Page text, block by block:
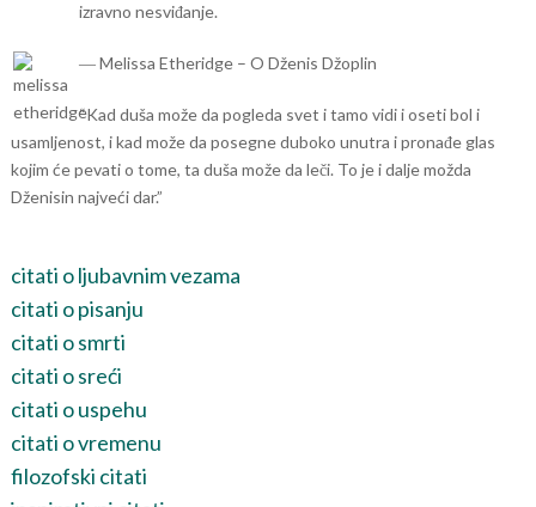
izravno nesviđanje.
― Melissa Etheridge – O Dženis Džoplin
“Kad duša može da pogleda svet i tamo vidi i oseti bol i
usamljenost, i kad može da posegne duboko unutra i pronađe glas
kojim će pevati o tome, ta duša može da leči. To je i dalje možda
Dženisin najveći dar.”
citati o ljubavnim vezama
citati o pisanju
citati o smrti
citati o sreći
citati o uspehu
citati o vremenu
filozofski citati